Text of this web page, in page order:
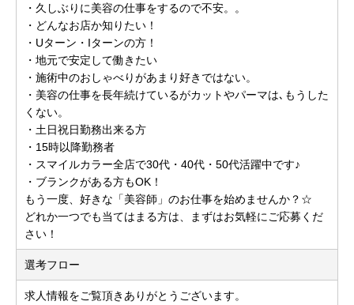
・久しぶりに美容の仕事をするので不安。。
・どんなお店か知りたい！
・Uターン・Iターンの方！
・地元で安定して働きたい
・施術中のおしゃべりがあまり好きではない。
・美容の仕事を長年続けているがカットやパーマは､もうした
くない。
・土日祝日勤務出来る方
・15時以降勤務者
・スマイルカラー全店で30代・40代・50代活躍中です♪
・ブランクがある方もOK！
もう一度、好きな「美容師」のお仕事を始めませんか？☆
どれか一つでも当てはまる方は、まずはお気軽にご応募くだ
さい！
選考フロー
求人情報をご覧頂きありがとうございます。